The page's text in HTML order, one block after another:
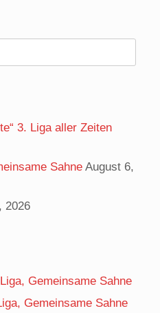
3. Liga aller Zeiten
Sahne August 6,
2026
Gemeinsame Sahne
Gemeinsame Sahne